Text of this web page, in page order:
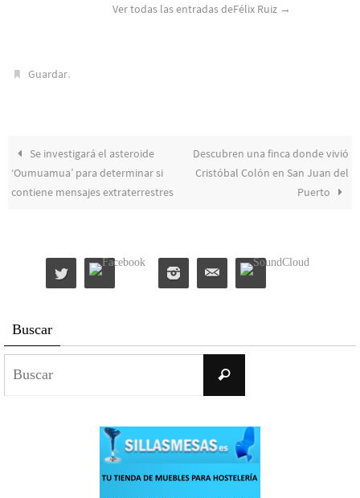
Ver todas las entradas deFélix Ruiz →
Guardar.
Se investigará el asteroide
‘Oumuamua’ para determinar si
contiene mensajes extraterrestres
Descubren una finca donde vivió
Cristóbal Colón en San Juan del
Puerto
Buscar
Buscar